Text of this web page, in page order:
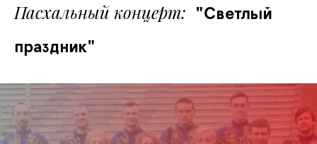
Пасхальный концерт
"Светлый
праздник"